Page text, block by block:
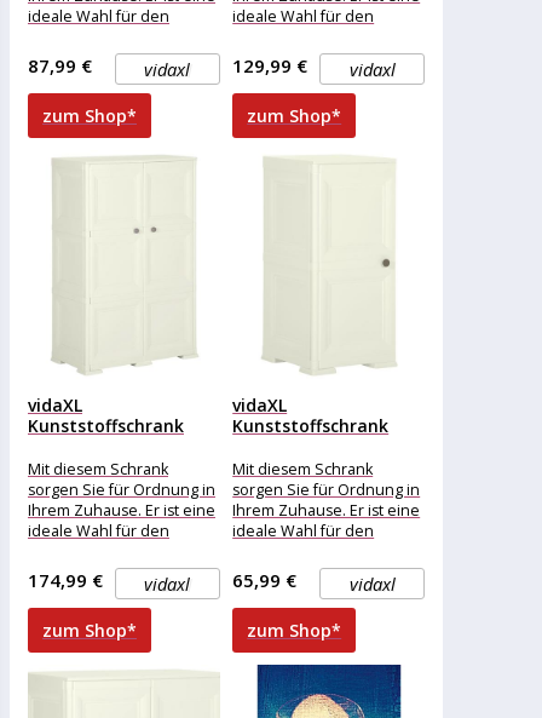
ideale Wahl für den
vidaxl
87,99 €
zum Shop*
ideale Wahl für den
vidaxl
129,99 €
zum Shop*
vidaXL
Kunststoffschrank
Holzdesign Vanilleeis
Mit diesem Schrank
sorgen Sie für Ordnung in
Ihrem Zuhause. Er ist eine
ideale Wahl für den
vidaxl
174,99 €
zum Shop*
vidaXL
Kunststoffschrank
Holzdesign Vanilleeis
Mit diesem Schrank
sorgen Sie für Ordnung in
Ihrem Zuhause. Er ist eine
ideale Wahl für den
vidaxl
65,99 €
zum Shop*